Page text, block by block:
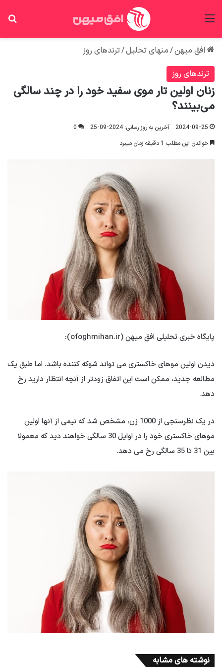
افق میهن/منهای تحلیل/ترندهای روز
ترندهای روز
زنان اولین تار موی سفید خود را در چند سالگی
می‌بینند؟
2024-09-25 آخرین به روز رسانی: 2024-09-25
0
خواندن این مطلب 1 دقیقه زمان میبرد
پایگاه خبری تحلیلی افق میهن (ofoghmihan.ir):
دیدن اولین موهای خاکستری می تواند شوکه کننده باشد. اما طبق یک
مطالعه جدید، ممکن است این اتفاق زودتر از آنچه انتظار دارید رخ
دهد.
در یک نظرسنجی از 1000 زن، مشخص شد که نیمی از آنها اولین
موهای خاکستری خود را در اوایل 30 سالگی خواهند دید که معمولا
بین 31 تا 35 سالگی رخ می دهد.
نوشته های مشابه